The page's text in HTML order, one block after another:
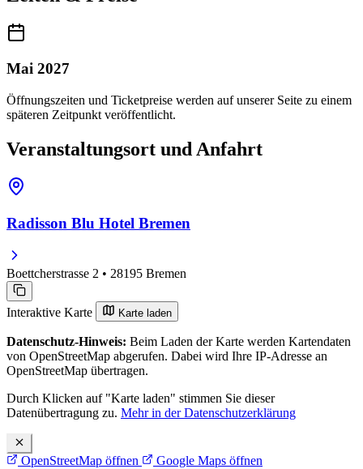
Mai 2027
Öffnungszeiten und Ticketpreise werden auf unserer Seite zu einem
späteren Zeitpunkt veröffentlicht.
Veranstaltungsort und Anfahrt
Radisson Blu Hotel Bremen
Boettcherstrasse 2 • 28195 Bremen
Interaktive Karte Karte laden
Datenschutz-Hinweis: Beim Laden der Karte werden Kartendaten
von OpenStreetMap abgerufen. Dabei wird Ihre IP-Adresse an
OpenStreetMap übertragen.
Durch Klicken auf "Karte laden" stimmen Sie dieser
Datenübertragung zu. Mehr in der Datenschutzerklärung
OpenStreetMap öffnen
Google Maps öffnen